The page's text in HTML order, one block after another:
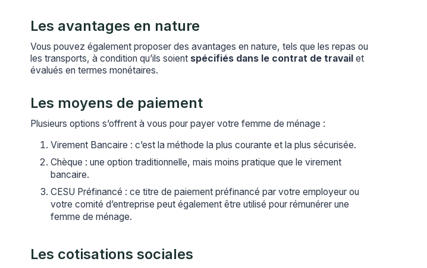
Les avantages en nature
Vous pouvez également proposer des avantages en nature, tels que les repas ou
les transports, à condition qu’ils soient spécifiés dans le contrat de travail et
évalués en termes monétaires.
Les moyens de paiement
Plusieurs options s’offrent à vous pour payer votre femme de ménage :
Virement Bancaire : c’est la méthode la plus courante et la plus sécurisée.
Chèque : une option traditionnelle, mais moins pratique que le virement
bancaire.
CESU Préfinancé : ce titre de paiement préfinancé par votre employeur ou
votre comité d’entreprise peut également être utilisé pour rémunérer une
femme de ménage.
Les cotisations sociales